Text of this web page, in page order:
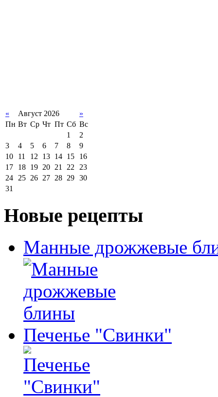
« Август 2026
»
Пн Вт Ср Чт Пт Сб Вс
1
2
3
4 5 6 7 8
9
10
11 12 13 14 15
16
17
18 19 20 21 22 23
24 25 26 27 28 29 30
31
Новые рецепты
Манные дрожжевые
Печенье "Свинки"